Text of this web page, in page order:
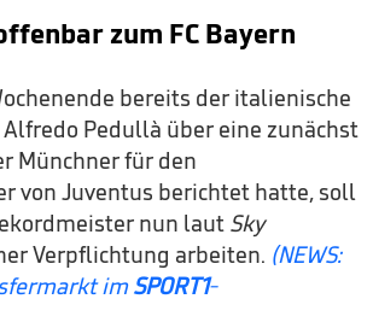
zum FC Bayern
bereits der italienische
Pedullà über eine zunächst
Münchner für den
von Juventus berichtet hatte, soll
nun laut Sky
Verpflichtung arbeiten. (NEWS:
imSPORT1-